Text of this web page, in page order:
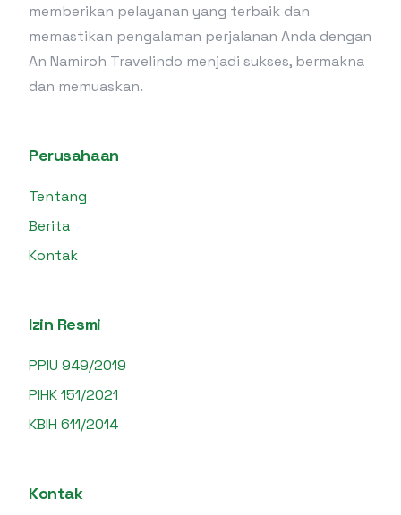
memberikan pelayanan yang terbaik dan
memastikan pengalaman perjalanan Anda dengan
An Namiroh Travelindo menjadi sukses, bermakna
dan memuaskan.
Perusahaan
Tentang
Berita
Kontak
Izin Resmi
PPIU 949/2019
PIHK 151/2021
KBIH 611/2014
Kontak